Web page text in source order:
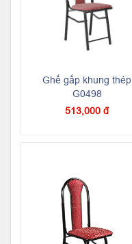
Ghế gấp khung thép
G0498
513,000 đ